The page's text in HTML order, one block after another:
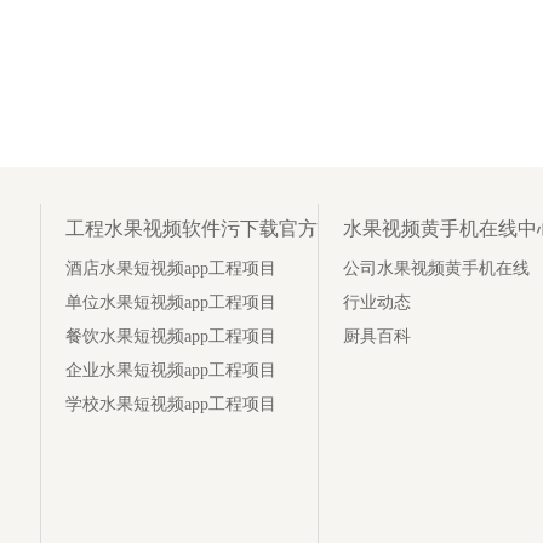
工程水果视频软件污下载官方
酒店水果短视频app工程项目
单位水果短视频app工程项目
餐饮水果短视频app工程项目
企业水果短视频app工程项目
学校水果短视频app工程项目
水果视频黄手机在线中
公司水果视频黄手机在线
行业动态
厨具百科